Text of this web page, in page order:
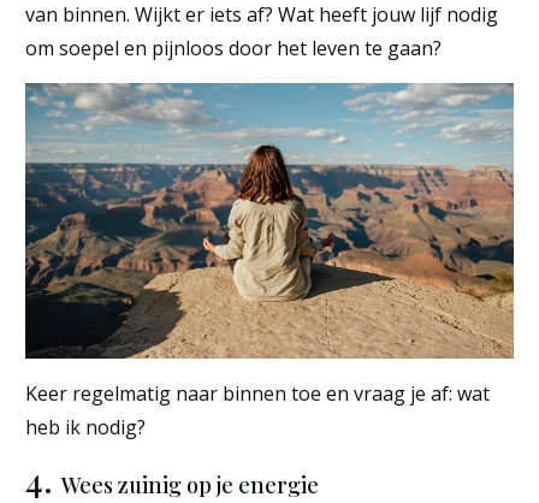
van binnen. Wijkt er iets af? Wat heeft jouw lijf nodig
om soepel en pijnloos door het leven te gaan?
Keer regelmatig naar binnen toe en vraag je af: wat
heb ik nodig?
4.Wees zuinig op je energie